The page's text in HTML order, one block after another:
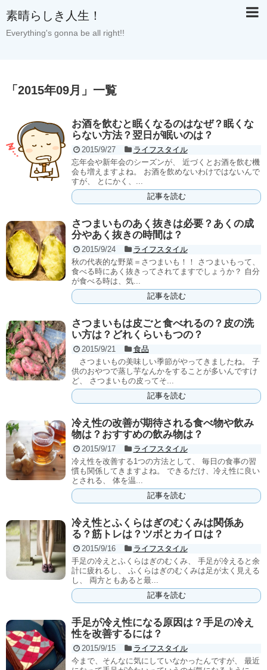
素晴らしき人生！
Everything's gonna be all right!!
「 2015年09月 」 一覧
お酒を飲むと眠くなるのはなぜ？眠くな
らない方法？翌日が眠いのは？
2015/9/27
ライフスタイル
忘年会や新年会のシーズンが、 近づくとお酒を飲む機
会も増えますよね。 お酒を飲めないわけではないんで
すが、 とにかく、...
記事を読む
さつまいものあく抜きは必要？あくの成
分やあく抜きの時間は？
2015/9/24
ライフスタイル
秋の代表的な野菜＝さつまいも！！ さつまいもって、
食べる時にあく抜きってされてますでしょうか？ 自分
が食べる時は、気...
記事を読む
さつまいもは皮ごと食べれるの？皮の洗
い方は？どれくらいもつの？
2015/9/21
食品
さつまいもの美味しい季節がやってきましたね。 子
供のおやつで蒸し芋なんかをすることが多いんですけ
ど、 さつまいもの皮ってそ...
記事を読む
冷え性の改善が期待される食べ物や飲み
物は？おすすめの飲み物は？
2015/9/17
ライフスタイル
冷え性を改善する1つの方法として、 毎日の食事の習
慣も関係してきますよね。 できるだけ、冷え性に良い
とされる、 体を温...
記事を読む
冷え性とふくらはぎのむくみは関係あ
る？筋トレは？ツボとカイロは？
2015/9/16
ライフスタイル
手足の冷えとふくらはぎのむくみ、 手足が冷えると余
計に疲れるし、 ふくらはぎのむくみは足が太く見える
し、 両方ともあると最...
記事を読む
手足が冷え性になる原因は？手足の冷え
性を改善するには？
2015/9/15
ライフスタイル
今まで、そんなに気にしていなかったんですが、 最近